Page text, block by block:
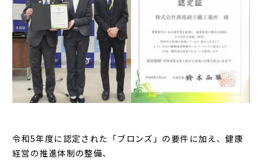
令和5年度に認定された「ブロンズ」の要件に加え、健康
経営の推進体制の整備、